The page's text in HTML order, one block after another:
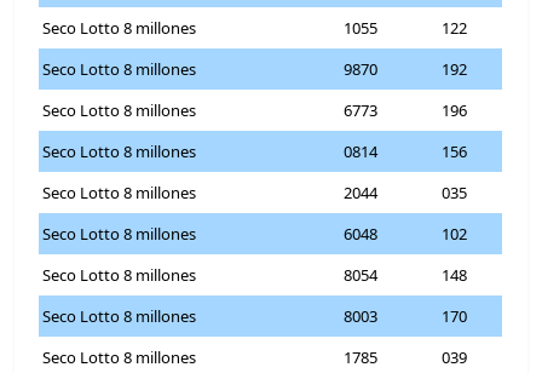
Seco Lotto 8 millones
1055
122
Seco Lotto 8 millones
9870
192
Seco Lotto 8 millones
6773
196
Seco Lotto 8 millones
0814
156
Seco Lotto 8 millones
2044
035
Seco Lotto 8 millones
6048
102
Seco Lotto 8 millones
8054
148
Seco Lotto 8 millones
8003
170
Seco Lotto 8 millones
1785
039